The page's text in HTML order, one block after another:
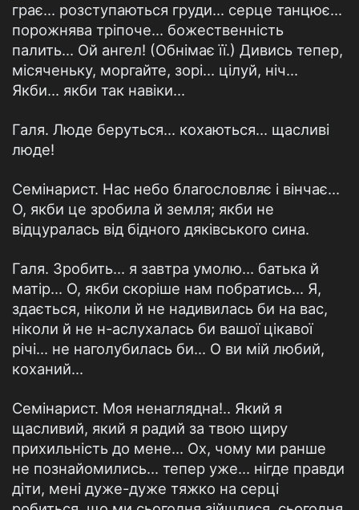
грає... розступаються груди... серце танцює...
порожнява тріпоче... божественність
палить... Ой ангел! (Обнімає її.) Дивись тепер,
місяченьку, моргайте, зорі... цілуй, ніч...
Якби... якби так навіки...
Галя. Люде беруться... кохаються... щасливі
люде!
Семінарист. Нас небо благословляє і вінчає...
О, якби це зробила й земля; якби не
відцуралась від бідного дяківського сина.
Галя. Зробить... я завтра умолю... батька й
матір... О, якби скоріше нам побратись... Я,
здається, ніколи й не надивилась би на вас,
ніколи й не н-аслухалась би вашої цікавої
річі... не наголубилась би... О ви мій любий,
коханий...
Семінарист. Моя ненаглядна!.. Який я
щасливий, який я радий за твою щиру
прихильність до мене... Ох, чому ми ранше
не познайомились... тепер уже... нігде правди
діти, мені дуже-дуже тяжко на серці